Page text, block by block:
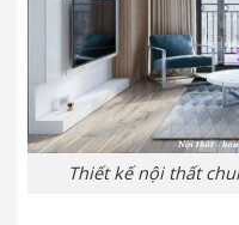
Thiết kế nội thất